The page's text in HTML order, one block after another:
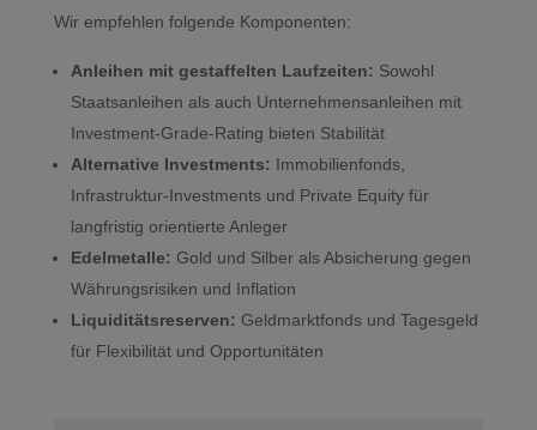
Wir empfehlen folgende Komponenten:
Anleihen mit gestaffelten Laufzeiten: Sowohl
Staatsanleihen als auch Unternehmensanleihen mit
Investment-Grade-Rating bieten Stabilität
Alternative Investments: Immobilienfonds,
Infrastruktur-Investments und Private Equity für
langfristig orientierte Anleger
Edelmetalle: Gold und Silber als Absicherung gegen
Währungsrisiken und Inflation
Liquiditätsreserven: Geldmarktfonds und Tagesgeld
für Flexibilität und Opportunitäten